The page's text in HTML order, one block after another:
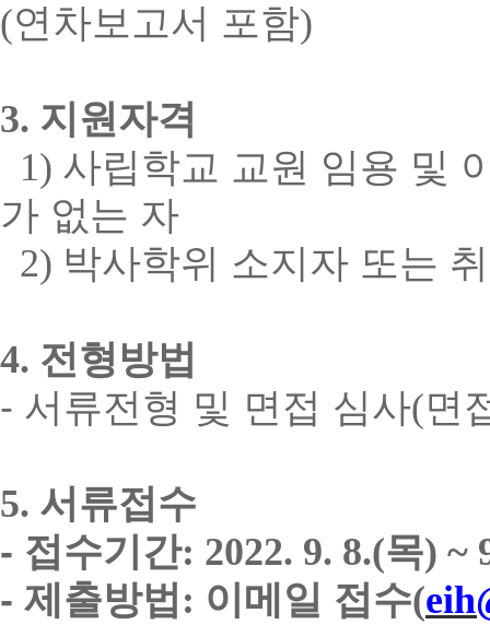
(연차보고서 포함)
3. 지원자격
1) 사립학교 교원 임용 및
가 없는 자
2) 박사학위 소지자 또는
4. 전형방법
- 서류전형 및 면접 심사(면
5. 서류접수
- 접수기간: 2022. 9. 8.(목) ~
- 제출방법: 이메일 접수(